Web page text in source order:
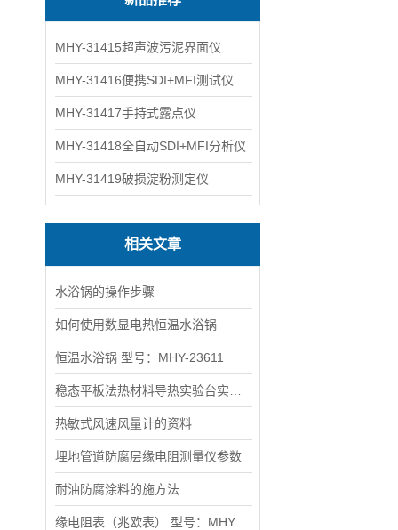
MHY-31415超声波污泥界面仪
MHY-31416便携SDI+MFI测试仪
MHY-31417手持式露点仪
MHY-31418全自动SDI+MFI分析仪
MHY-31419破损淀粉测定仪
相关文章
水浴锅的操作步骤
如何使用数显电热恒温水浴锅
恒温水浴锅 型号：MHY-23611
热敏式风速风量计的资料
埋地管道防腐层缘电阻测量仪参数
耐油防腐涂料的施方法
缘电阻表（兆欧表） 型号：MHY-12709型